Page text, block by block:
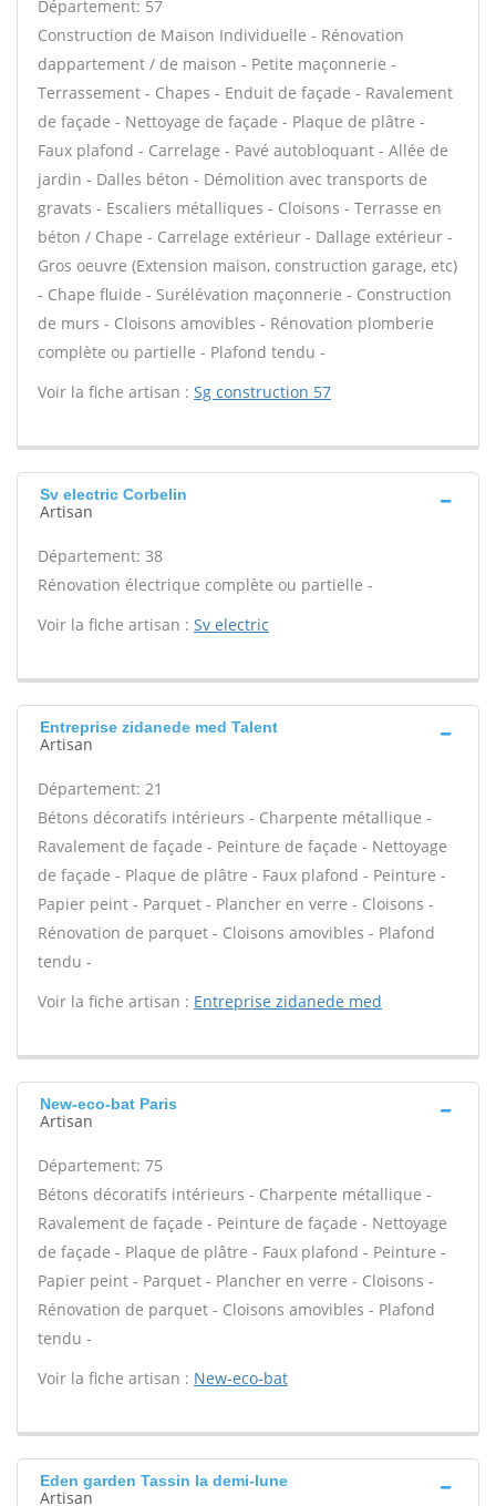
Département: 57
Construction de Maison Individuelle - Rénovation
dappartement / de maison - Petite maçonnerie -
Terrassement - Chapes - Enduit de façade - Ravalement
de façade - Nettoyage de façade - Plaque de plâtre -
Faux plafond - Carrelage - Pavé autobloquant - Allée de
jardin - Dalles béton - Démolition avec transports de
gravats - Escaliers métalliques - Cloisons - Terrasse en
béton / Chape - Carrelage extérieur - Dallage extérieur -
Gros oeuvre (Extension maison, construction garage, etc)
- Chape fluide - Surélévation maçonnerie - Construction
de murs - Cloisons amovibles - Rénovation plomberie
complète ou partielle - Plafond tendu -
Voir la fiche artisan : Sg construction 57
Sv electric Corbelin
Artisan
Département: 38
Rénovation électrique complète ou partielle -
Voir la fiche artisan : Sv electric
Entreprise zidanede med Talent
Artisan
Département: 21
Bétons décoratifs intérieurs - Charpente métallique -
Ravalement de façade - Peinture de façade - Nettoyage
de façade - Plaque de plâtre - Faux plafond - Peinture -
Papier peint - Parquet - Plancher en verre - Cloisons -
Rénovation de parquet - Cloisons amovibles - Plafond
tendu -
Voir la fiche artisan : Entreprise zidanede med
New-eco-bat Paris
Artisan
Département: 75
Bétons décoratifs intérieurs - Charpente métallique -
Ravalement de façade - Peinture de façade - Nettoyage
de façade - Plaque de plâtre - Faux plafond - Peinture -
Papier peint - Parquet - Plancher en verre - Cloisons -
Rénovation de parquet - Cloisons amovibles - Plafond
tendu -
Voir la fiche artisan : New-eco-bat
Eden garden Tassin la demi-lune
Artisan